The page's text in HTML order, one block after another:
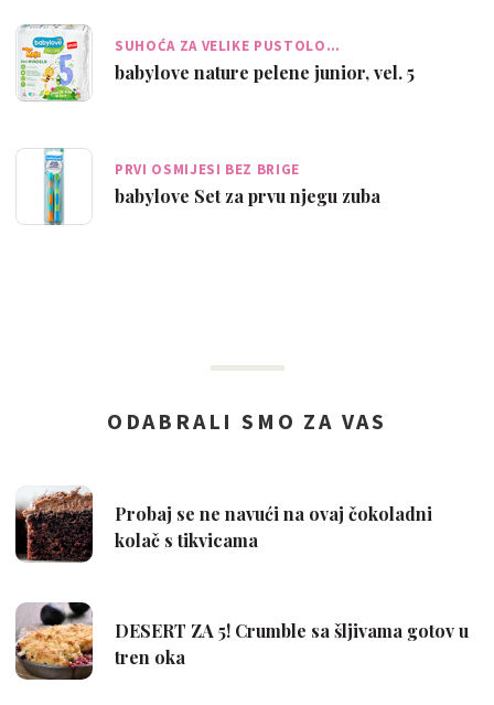
SUHOĆA ZA VELIKE PUSTOLO…
babylove nature pelene junior, vel. 5
PRVI OSMIJESI BEZ BRIGE
babylove Set za prvu njegu zuba